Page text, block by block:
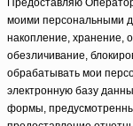
Предоставляю
моими персональными
накопление, хранение,
обезличивание,
обрабатывать мои
электронную базу
формы,